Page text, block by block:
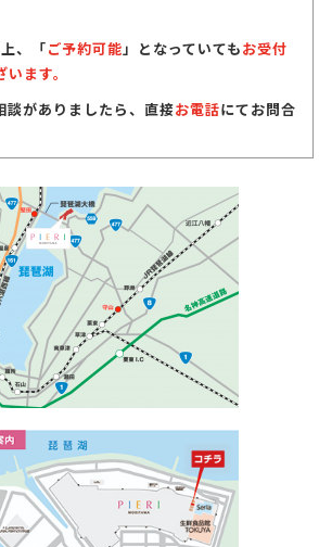
、「ご予約可能 」となっていてもお受付
ます。
談がありましたら、直接お電話にてお問合